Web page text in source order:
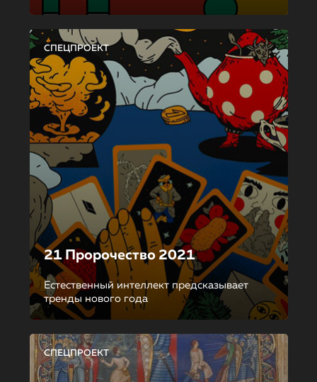
СПЕЦПРОЕКТ
21 Пророчество 2021
Естественный интеллект предсказывает
тренды нового года
СПЕЦПРОЕКТ